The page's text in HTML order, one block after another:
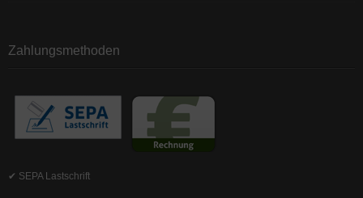
Zahlungsmethoden
✔ SEPA Lastschrift